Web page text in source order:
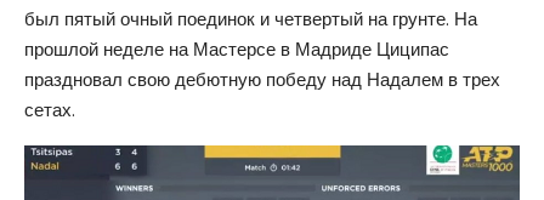
был пятый очный поединок и четвертый на грунте. На
прошлой неделе на Мастерсе в Мадриде Циципас
праздновал свою дебютную победу над Надалем в трех
сетах.